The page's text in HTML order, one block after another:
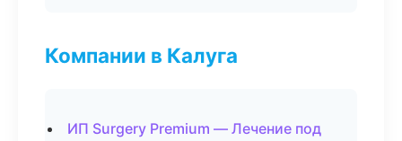
Компании в Калуга
ИП Surgery Premium — Лечение под